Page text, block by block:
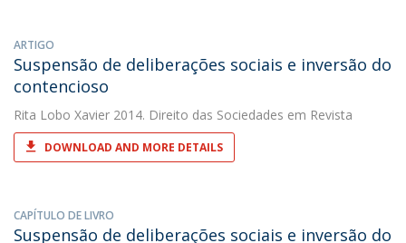
ARTIGO
Suspensão de deliberações sociais e inversão do
contencioso
Rita Lobo Xavier 2014. Direito das Sociedades em Revista
DOWNLOAD AND MORE DETAILS
CAPÍTULO DE LIVRO
Suspensão de deliberações sociais e inversão do